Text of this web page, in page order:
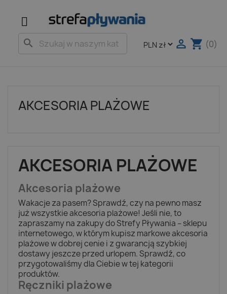
search shopping_cart (0)

AKCESORIA PLAŻOWE
AKCESORIA PLAŻOWE
Akcesoria plażowe
Wakacje za pasem? Sprawdź, czy na pewno masz
już wszystkie akcesoria plażowe! Jeśli nie, to
zapraszamy na zakupy do Strefy Pływania – sklepu
internetowego, w którym kupisz markowe akcesoria
plażowe w dobrej cenie i z gwarancją szybkiej
dostawy jeszcze przed urlopem. Sprawdź, co
przygotowaliśmy dla Ciebie w tej kategorii
produktów.
Ręczniki plażowe